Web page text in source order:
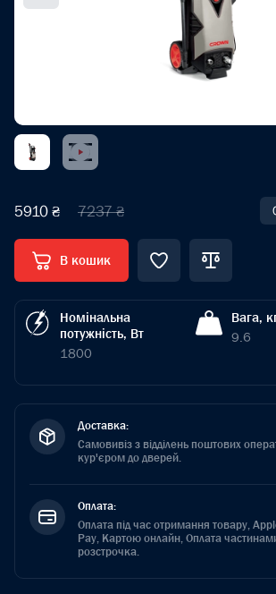
5910 ₴ 7237 ₴
В кошик
Номінальна
потужність, Вт
1800
Вага,
9.6
Доставка:
Самовивіз з відділень поштових
кур'єром до дверей.
Оплата:
Оплата під час отримання товару,
Pay, Картою онлайн, Оплата
розстрочка.